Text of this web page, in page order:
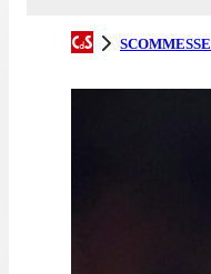
SCOMMESSE